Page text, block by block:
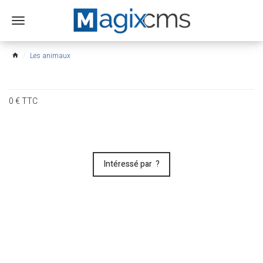
Ouvrir
menu
home Les animaux
0€TTC
Intéressé par ?